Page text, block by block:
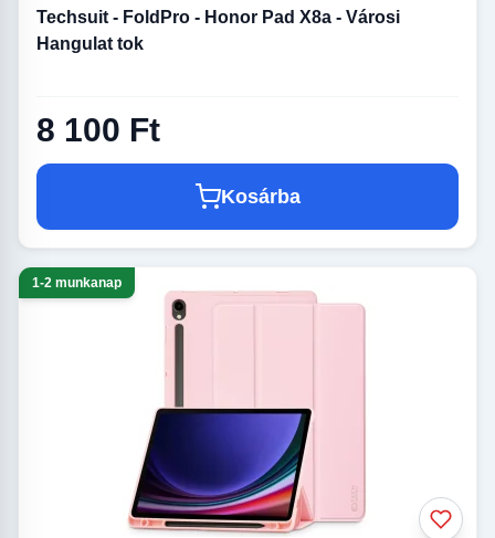
Techsuit - FoldPro - Honor Pad X8a - Városi
Hangulat tok
8 100 Ft
Kosárba
1-2 munkanap